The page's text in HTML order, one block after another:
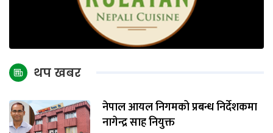
थप खबर
नेपाल आयल निगमको प्रबन्ध निर्देशकमा
नागेन्द्र साह नियुक्त